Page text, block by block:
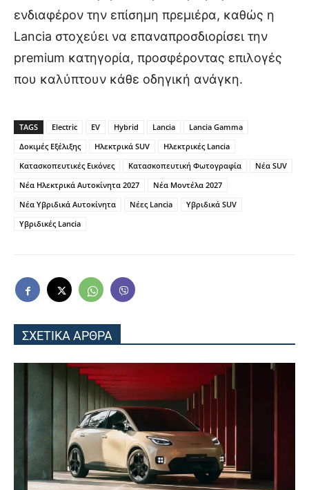
ενδιαφέρον την επίσημη πρεμιέρα, καθώς η
Lancia στοχεύει να επαναπροσδιορίσει την
premium κατηγορία, προσφέροντας επιλογές
που καλύπτουν κάθε οδηγική ανάγκη.
TAGS Electric EV Hybrid Lancia
Lancia Gamma
Δοκιμές Εξέλιξης
Ηλεκτρικά SUV
Ηλεκτρικές Lancia
Κατασκοπευτικές Εικόνες
Κατασκοπευτική Φωτογραφία
Νέα SUV
Νέα Ηλεκτρικά Αυτοκίνητα 2027
Νέα Μοντέλα 2027
Νέα Υβριδικά Αυτοκίνητα
Νέες Lancia
Υβριδικά SUV
Υβριδικές Lancia
ΣΧΕΤΙΚΑ ΑΡΘΡΑ